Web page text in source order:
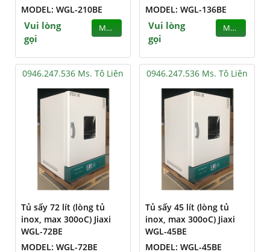
MODEL: WGL-210BE
Vui lòng
gọi
MUA
MODEL: WGL-136BE
Vui lòng
gọi
MUA
0946.247.536 Ms. Tô Liên
Tủ sấy 72 lít (lòng tủ
inox, max 300oC) Jiaxi
WGL-72BE
MODEL: WGL-72BE
0946.247.536 Ms. Tô Liên
Tủ sấy 45 lít (lòng tủ
inox, max 300oC) Jiaxi
WGL-45BE
MODEL: WGL-45BE